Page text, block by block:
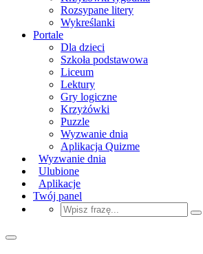
Rozsypane litery
Wykreślanki
Portale
Dla dzieci
Szkoła podstawowa
Liceum
Lektury
Gry logiczne
Krzyżówki
Puzzle
Wyzwanie dnia
Aplikacja Quizme
Wyzwanie dnia
Ulubione
Aplikacje
Twój panel